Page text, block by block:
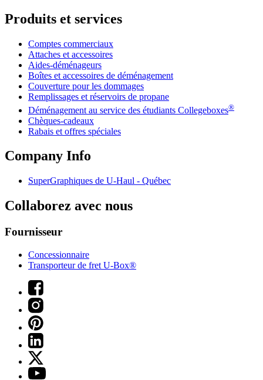
Produits et services
Comptes commerciaux
Attaches et accessoires
Aides-déménageurs
Boîtes et accessoires de déménagement
Couverture pour les dommages
Remplissages et réservoirs de propane
Déménagement au service des étudiants Collegeboxes®
Chèques-cadeaux
Rabais et offres spéciales
Company Info
SuperGraphiques de U-Haul - Québec
Collaborez avec nous
Fournisseur
Concessionnaire
Transporteur de fret U-Box®